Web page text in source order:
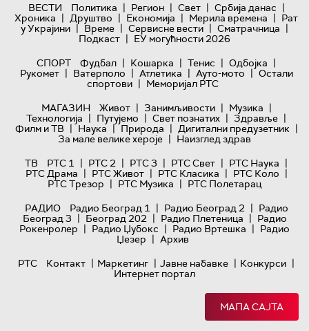
ВЕСТИ Политика | Регион | Свет | Србија данас |
Хроника | Друштво | Економија | Мерила времена | Рат
у Украјини | Време | Сервисне вести | Сматрачница |
Подкаст | ЕУ могућности 2026
СПОРТ
Фудбал | Кошарка | Тенис | Одбојка |
Рукомет | Ватерполо | Атлетика | Ауто-мото | Остали
спортови | Меморијал РТС
МАГАЗИН
Живот | Занимљивости | Музика |
Технологијa | Путујемо | Свет познатих | Здравље |
Филм и ТВ | Наука | Природа | Дигитални предузетник |
За мале велике хероје | Наизглед здрав
ТВ
РТС 1 | РТС 2 | РТС 3 | РТС Свет | РТС Наука |
РТС Драма | РТС Живот | РТС Класика | РТС Коло |
РТС Трезор | РТС Музика | РТС Полетарац
РАДИО
Радио Београд 1 | Радио Београд 2 | Радио
Београд 3 | Београд 202 | Радио Плетеница | Радио
Рокенролер | Радио Џубокс | Радио Вртешка | Радио
Џезер | Архив
РТС
Контакт | Маркетинг | Јавне набавке | Конкурси |
Интернет портал
МАПА САЈТА